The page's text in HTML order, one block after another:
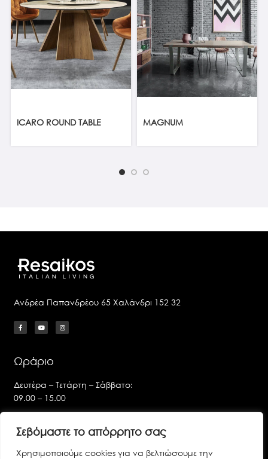
Σεβόμαστε το απόρρητο σας
Χρησιμοποιούμε cookies για να βελτιώσουμε την
ICARO ROUND TABLE MAGNUM
Ανδρέα Παπανδρέου 65 Χαλάνδρι 152 32
Ωράριο
Δευτέρα – Τετάρτη – Σάββατο:
09.00 – 15.00
09.00 – 14.00 & 17.00 – 21.00